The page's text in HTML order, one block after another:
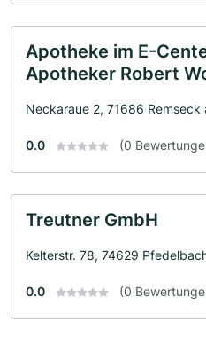
Apotheke im E-
Apotheker Robert
Neckaraue 2, 71686 Remseck
0.0 (0
Treutner GmbH
Kelterstr. 78, 74629
0.0 (0